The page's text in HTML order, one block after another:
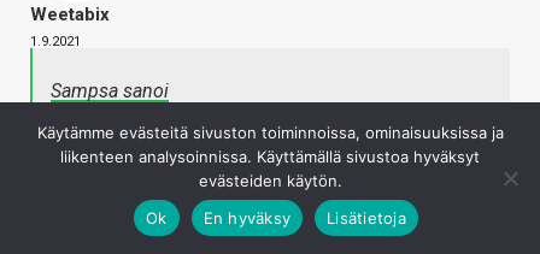
Weetabix
1.9.2021
Sampsa sanoi
sisältöä suunnitellaan ja toteutetaan. Tehdään selkeä
ja suoraviivainen päätös mitä testataan ja miksi, että
saadaan toteutettua järkevässä ajassa, järkevällä
työmäärällä.
Napsauta laajentaaksesi…
Käytämme evästeitä sivuston toiminnoissa, ominaisuuksissa ja
liikenteen analysoinnissa. Käyttämällä sivustoa hyväksyt
evästeiden käytön.
Ok
En hyväksy Lisätietoja